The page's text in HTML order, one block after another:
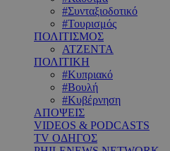
#Συνταξιοδοτικό
#Τουρισμός
ΠΟΛΙΤΙΣΜΟΣ
ΑΤΖΕΝΤΑ
ΠΟΛΙΤΙΚΗ
#Κυπριακό
#Βουλή
#Κυβέρνηση
ΑΠΟΨΕΙΣ
VIDEOS & PODCASTS
TV ΟΔΗΓΟΣ